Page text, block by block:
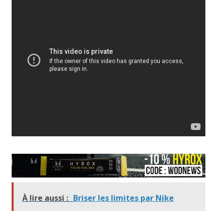
À lire aussi : Briser les limites par Nike